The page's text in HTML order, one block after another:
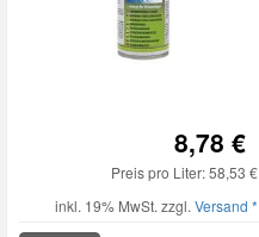
8,78 €
Preis pro Liter: 58,53 €
inkl. 19% MwSt. zzgl. Versand *